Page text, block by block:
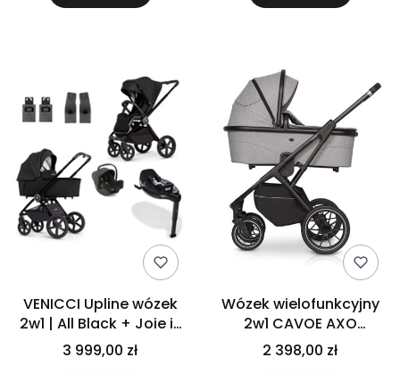
VENICCI Upline wózek
2w1 | All Black + Joie i-
Snug 2 + Baza 360
Encore
3 999,00 zł
Wózek wielofunkcyjny
2w1 CAVOE AXO
Comfort | FROST
2 398,00 zł